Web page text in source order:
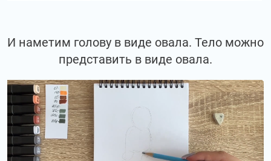
И наметим голову в виде овала. Тело можно
представить в виде овала.